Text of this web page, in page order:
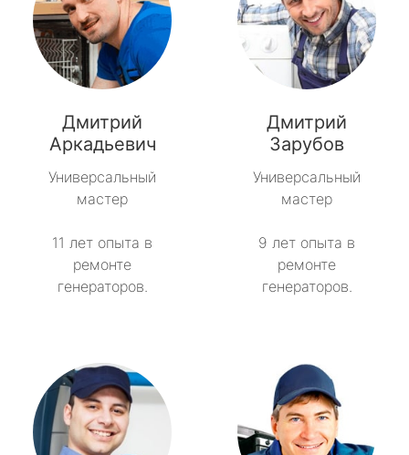
Дмитрий
Аркадьевич
Универсальный
мастер
11 лет опыта в
ремонте
генераторов.
Дмитрий
Зарубов
Универсальный
мастер
9 лет опыта в
ремонте
генераторов.